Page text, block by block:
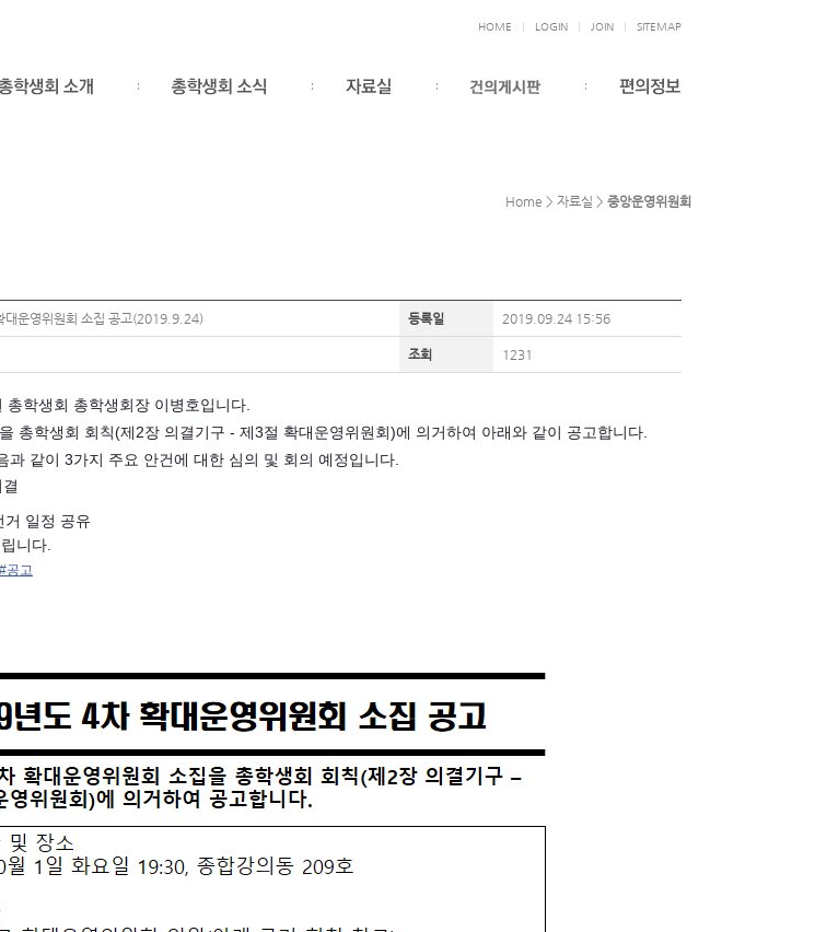
HOME LOGIN JOIN SITEMAP
Home > 자료실 > 중앙운영위원회
대운영위원회 소집 공고(2019.9.24) 등록일 2019.09.24 15:56
조회 1231
학생회 총학생회장 이병호입니다.
총학생회 회칙(제2장 의결기구 - 제3절 확대운영위원회)에 의거하여 아래와 같이 공고합니다.
과 같이 3가지 주요 안건에 대한 심의 및 회의 예정입니다.
일정 공유
니다.
#공고